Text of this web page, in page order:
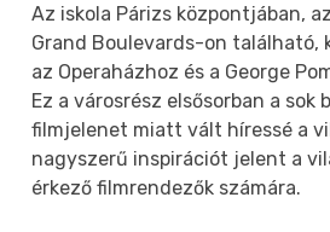
Az iskola Párizs központjában,
Grand Boulevards-on található,
az Operaházhoz és a George
Ez a városrész elsősorban a
filmjelenet miatt vált híressé a
nagyszerű inspirációt jelent a
érkező filmrendezők számára.